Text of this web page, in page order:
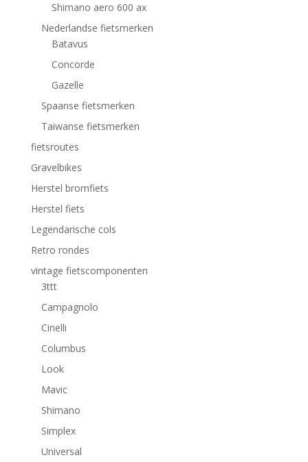
Shimano aero 600 ax
Nederlandse fietsmerken
Batavus
Concorde
Gazelle
Spaanse fietsmerken
Taiwanse fietsmerken
fietsroutes
Gravelbikes
Herstel bromfiets
Herstel fiets
Legendarische cols
Retro rondes
vintage fietscomponenten
3ttt
Campagnolo
Cinelli
Columbus
Look
Mavic
Shimano
Simplex
Universal